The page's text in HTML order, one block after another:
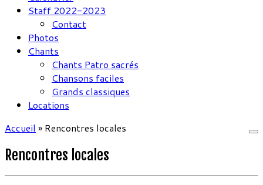
Staff 2022-2023
Contact
Photos
Chants
Chants Patro sacrés
Chansons faciles
Grands classiques
Locations
Accueil » Rencontres locales
Rencontres locales